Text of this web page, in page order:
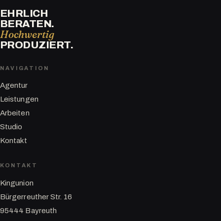
EHRLICH
BERATEN.
Hochwertig
PRODUZIERT.
NAVIGATION
Agentur
Leistungen
Arbeiten
Studio
Kontakt
KONTAKT
Kingunion
Bürgerreuther Str. 16
95444 Bayreuth